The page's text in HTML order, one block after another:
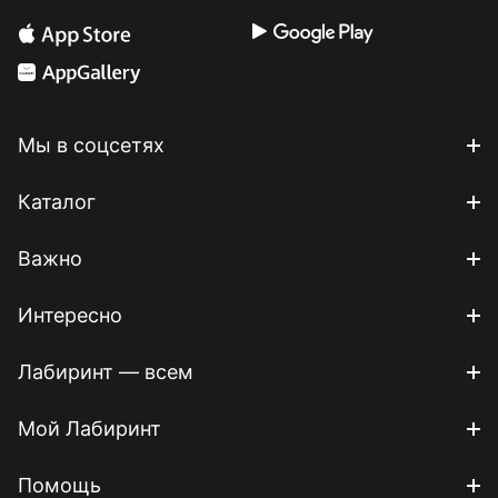
Мы в соцсетях
Каталог
Важно
Интересно
Лабиринт — всем
Мой Лабиринт
Помощь